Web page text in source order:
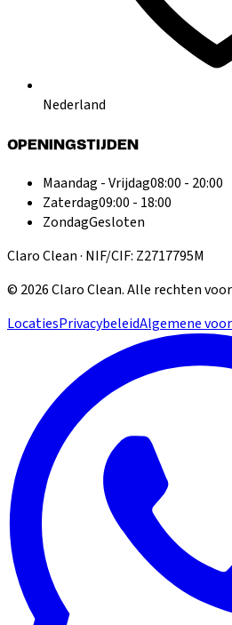
Nederland
OPENINGSTIJDEN
Maandag - Vrijdag08:00 - 20:00
Zaterdag09:00 - 18:00
ZondagGesloten
Claro Clean · NIF/CIF: Z2717795M
© 2026Claro Clean.Alle rechten
LocatiesPrivacybeleidAlgemene